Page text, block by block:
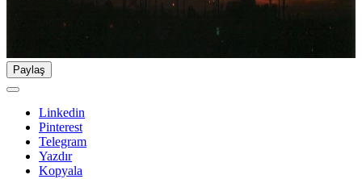
Paylaş
Linkedin
Pinterest
Telegram
Yazdır
Kopyala